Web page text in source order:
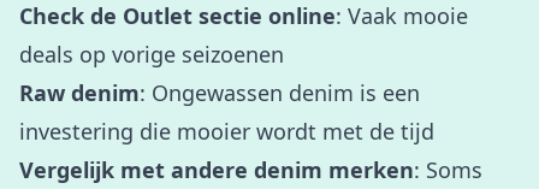
Check de Outlet sectie online: Vaak mooie
deals op vorige seizoenen
Raw denim: Ongewassen denim is een
investering die mooier wordt met de tijd
Vergelijk met andere denim merken: Soms